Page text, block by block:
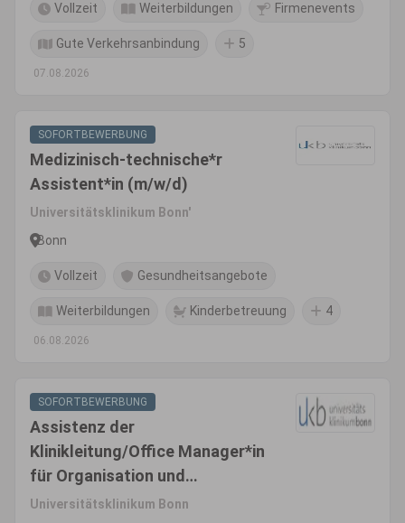
Vollzeit Weiterbildungen Firmenevents
Gute Verkehrsanbindung 5
07.08.2026
SOFORTBEWERBUNG
Medizinisch-technische*r
Assistent*in (m/w/d)
Universitätsklinikum Bonn'
Bonn
Vollzeit Gesundheitsangebote
Weiterbildungen Kinderbetreuung 4
06.08.2026
SOFORTBEWERBUNG
Assistenz der
Klinikleitung/Office Manager*in
für Organisation und
Digitalisierung (m/w/d)
Universitätsklinikum Bonn